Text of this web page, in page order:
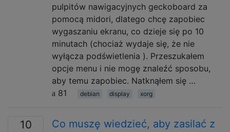
pulpitów nawigacyjnych geckoboard za
pomocą midori, dlatego chcę zapobiec
wygaszaniu ekranu, co dzieje się po 10
minutach (chociaż wydaje się, że nie
wyłącza podświetlenia ). Przeszukałem
opcje menu i nie mogę znaleźć sposobu,
aby temu zapobiec. Natknąłem się …
81
debian display xorg
10
Co muszę wiedzieć, aby zasilać z